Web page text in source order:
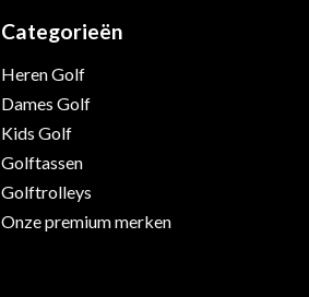
Categorieën
Heren Golf
Dames Golf
Kids Golf
Golftassen
Golftrolleys
Onze premium merken